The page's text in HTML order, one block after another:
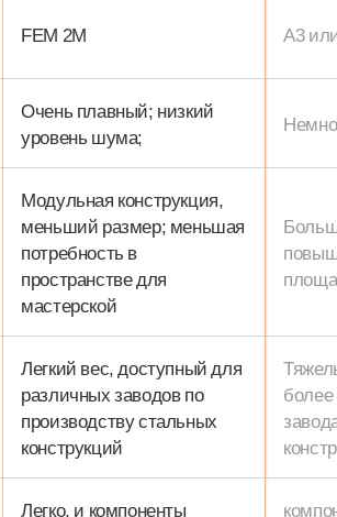
FEM 2M A3
Очень плавный; низкий
уровень шума;
Модульная конструкция,
меньший размер; меньшая
потребность в
пространстве для
мастерской
Легкий вес, доступный для
различных заводов по
производству стальных
конструкций
более
Легко, и компоненты